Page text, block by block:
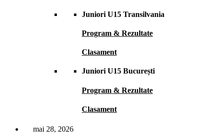
Juniori U15 Transilvania
Program & Rezultate
Clasament
Juniori U15 București
Program & Rezultate
Clasament
mai 28, 2026